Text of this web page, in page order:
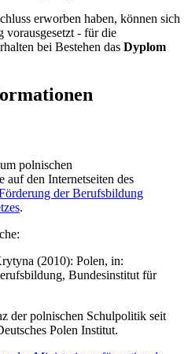
erworben haben, können sich
vorausgesetzt - für die
bei Bestehen das Dyplom
polnischen
auf den Internetseiten des
der Berufsbildung
.
(2010): Polen, in:
Bundesinstitut für
der polnischen Schulpolitik seit
Polen Institut.